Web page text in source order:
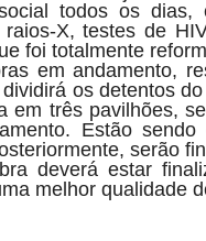
todos os dias,
X, testes de
foi totalmente
em andamento,
os detentos
em três pavilhões,
Estão
serão
deverá estar
melhor qualidade